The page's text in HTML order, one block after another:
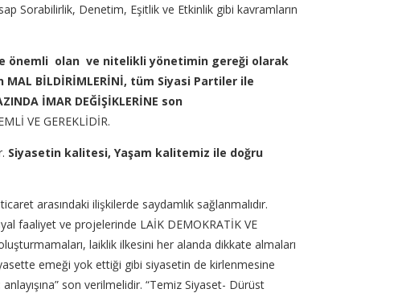
Sorabilirlik, Denetim, Eşitlik ve Etkinlik gibi kavramların
önemli olan ve nitelikli yönetimin gereği olarak
BİLDİRİMLERİNİ, tüm Siyasi Partiler ile
İMAR DEĞİŞİKLERİNE son
VE GEREKLİDİR.
Siyasetin kalitesi, Yaşam kalitemiz ile doğru
arasındaki ilişkilerde saydamlık sağlanmalıdır.
faaliyet ve projelerinde LAİK DEMOKRATİK VE
laiklik ilkesini her alanda dikkate almaları
emeği yok ettiği gibi siyasetin de kirlenmesine
anlayışına” son verilmelidir. “Temiz Siyaset- Dürüst